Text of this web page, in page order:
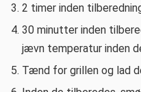
2 timer inden
30 minutter inden
jævn temperatur inden
Tænd for grillen og lad